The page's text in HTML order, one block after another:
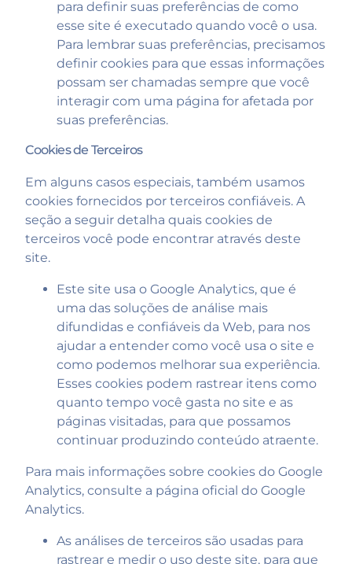
para definir suas preferências de como
esse site é executado quando você o usa.
Para lembrar suas preferências, precisamos
definir cookies para que essas informações
possam ser chamadas sempre que você
interagir com uma página for afetada por
suas preferências.
Cookies de Terceiros
Em alguns casos especiais, também usamos
cookies fornecidos por terceiros confiáveis. A
seção a seguir detalha quais cookies de
terceiros você pode encontrar através deste
site.
Este site usa o Google Analytics, que é
uma das soluções de análise mais
difundidas e confiáveis ​​da Web, para nos
ajudar a entender como você usa o site e
como podemos melhorar sua experiência.
Esses cookies podem rastrear itens como
quanto tempo você gasta no site e as
páginas visitadas, para que possamos
continuar produzindo conteúdo atraente.
Para mais informações sobre cookies do Google
Analytics, consulte a página oficial do Google
Analytics.
As análises de terceiros são usadas para
rastrear e medir o uso deste site, para que